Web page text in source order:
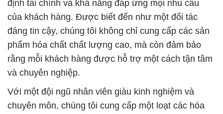
định tài chính và khả năng đáp ứng mọi nhu cầu
của khách hàng. Được biết đến như một đối tác
đáng tin cậy, chúng tôi không chỉ cung cấp các sản
phẩm hóa chất chất lượng cao, mà còn đảm bảo
rằng mỗi khách hàng được hỗ trợ một cách tận tâm
và chuyên nghiệp.
Với một đội ngũ nhân viên giàu kinh nghiệm và
chuyên môn, chúng tôi cung cấp một loạt các hóa